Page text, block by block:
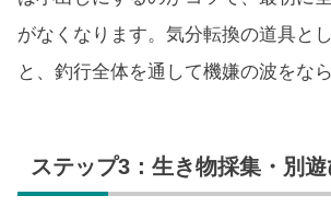
がなくなります。気分転換の道具と
と、釣行全体を通して機嫌の波をなら
ステップ3：生き物採集・別